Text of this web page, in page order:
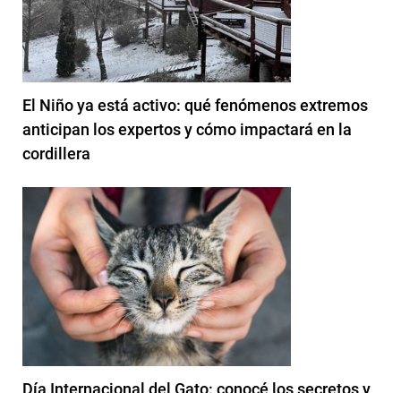
El Niño ya está activo: qué fenómenos extremos
anticipan los expertos y cómo impactará en la
cordillera
Día Internacional del Gato: conocé los secretos y